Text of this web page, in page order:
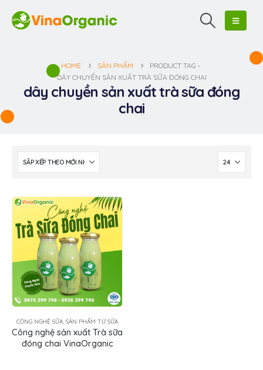
HOME SẢN PHẨM
PRODUCT TAG -
DÂY CHUYỀN SẢN XUẤT TRÀ SỮA ĐÓNG CHAI
dây chuyền sản xuất trà sữa đóng
chai
CÔNG NGHỆ SỮA, SẢN PHẨM TỪ SỮA
Công nghệ sản xuất Trà sữa
đóng chai VinaOrganic